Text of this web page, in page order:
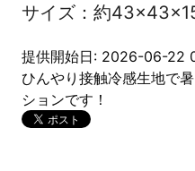
サイズ：約
提供開始日: 2026-06-22
ひんやり接触冷感生地で
ションです！